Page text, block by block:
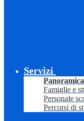
Servizi
Panoramica
Famiglie e
Personale
Percorsi di